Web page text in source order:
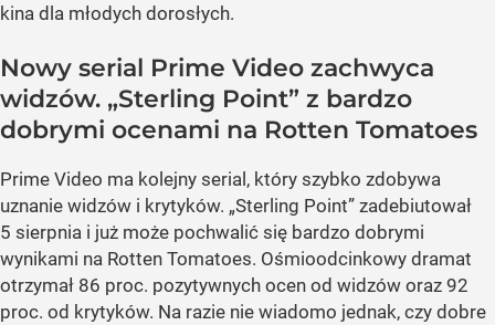
kina dla młodych dorosłych.
Nowy serial Prime Video zachwyca
widzów. „Sterling Point” z bardzo
dobrymi ocenami na Rotten Tomatoes
Prime Video ma kolejny serial, który szybko zdobywa
uznanie widzów i krytyków. „Sterling Point” zadebiutował
5 sierpnia i już może pochwalić się bardzo dobrymi
wynikami na Rotten Tomatoes. Ośmioodcinkowy dramat
otrzymał 86 proc. pozytywnych ocen od widzów oraz 92
proc. od krytyków. Na razie nie wiadomo jednak, czy dobre